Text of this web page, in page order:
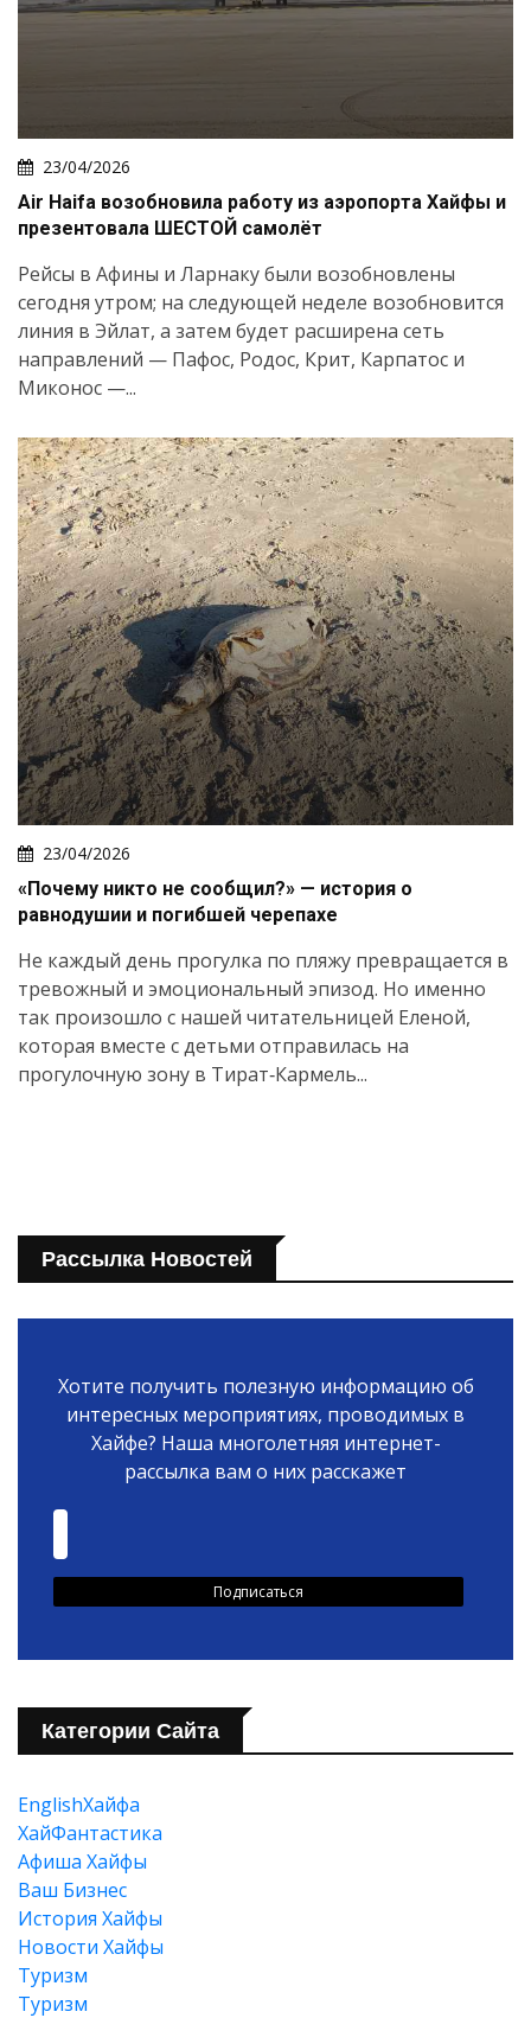
23/04/2026
Air Haifa возобновила работу из аэропорта Хайфы и
презентовала ШЕСТОЙ самолёт
Рейсы в Афины и Ларнаку были возобновлены
сегодня утром; на следующей неделе возобновится
линия в Эйлат, а затем будет расширена сеть
направлений — Пафос, Родос, Крит, Карпатос и
Миконос —...
23/04/2026
«Почему никто не сообщил?» — история о
равнодушии и погибшей черепахе
Не каждый день прогулка по пляжу превращается в
тревожный и эмоциональный эпизод. Но именно
так произошло с нашей читательницей Еленой,
которая вместе с детьми отправилась на
прогулочную зону в Тират‑Кармель...
Рассылка Новостей
Хотите получить полезную информацию об
интересных мероприятиях, проводимых в
Хайфе? Наша многолетняя интернет-
рассылка вам о них расскажет
Категории Сайта
EnglishХайфа
XайФантастика
Афиша Хайфы
Ваш Бизнес
История Хайфы
Новости Хайфы
Туризм
Туризм